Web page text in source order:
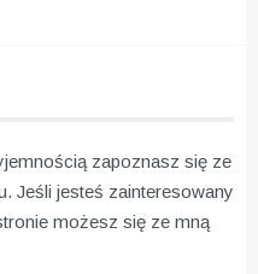
zapoznasz się ze
Jeśli jesteś zainteresowany
możesz się ze mną